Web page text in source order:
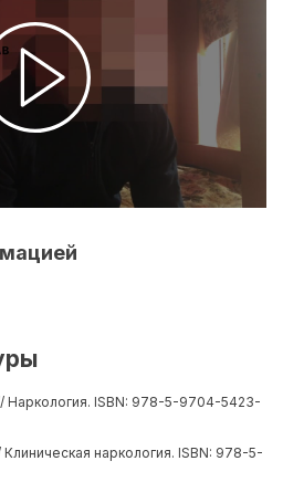
Наркология. ISBN: 978-5-9704-5423-
наркология. ISBN: 978-5-